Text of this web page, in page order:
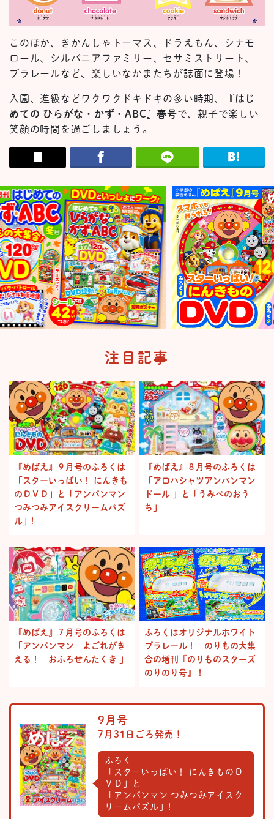
このほか、きかんしゃトーマス、ドラえもん、シナモ
ロール、シルバニアファミリー、セサミストリート、
プラレールなど、楽しいなかまたちが誌面に登場！
入園、進級などワクワクドキドキの多い時期、『 はじ
めての ひらがな・かず・ABC』春号で、親子で楽しい
笑顔の時間を過ごしましょう。
注目記事
『めばえ』９月号のふろくは
「スターいっぱい！ にんきも
のＤＶＤ」と「アンパンマン
つみつみアイスクリームパズ
ル」!
『めばえ』８月号のふろくは
「アロハシャツアンパンマン
ドール 」と「うみべのおう
ち」
『めばえ』７月号のふろくは
「アンパンマン よごれがき
える！ おふろせんたくき 」
ふろくはオリジナルホワイト
プラレール！ のりもの大集
合の増刊『のりものスターズ
のりのり号』！
9月号
7月31日ごろ発売！
ふろく
「スターいっぱい！ にんきものＤ
ＶＤ」と
「アンパンマン つみつみアイスク
リームパズル」!